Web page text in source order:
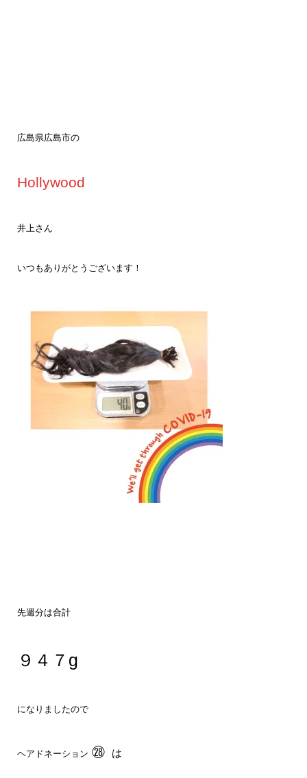
広島県広島市の
Hollywood
井上さん
いつもありがとうございます！
先週分は合計
９４７g
になりましたので
ヘアドネーション ㉘ は